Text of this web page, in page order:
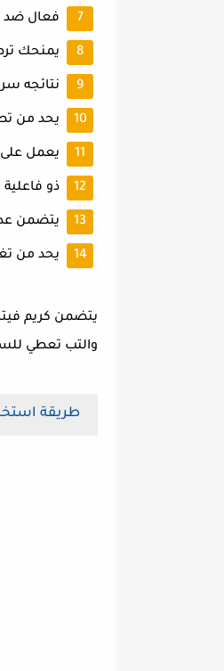
فعال ضد
يمنحك
نتائجه
يحد من
يعمل على
ذو
يتضمن
يحد من
يتضمن كريم
والتب تعطي
طريقة